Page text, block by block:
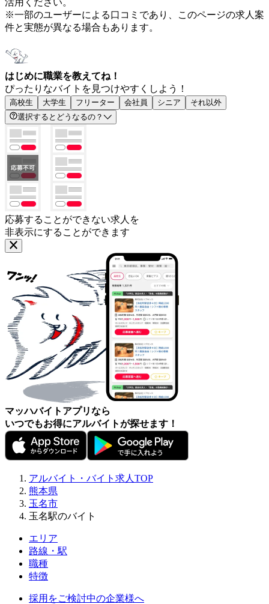
活用ください。
※一部のユーザーによる口コミであり、このページの求人案
件と実態が異なる場合もあります。
はじめに職業を教えてね！
ぴったりなバイトを見つけやすくしよう！
高校生 大学生 フリーター 会社員 シニア
それ以外
選択するとどうなるの？
応募することができない求人を
非表示にすることができます
マッハバイトアプリなら
いつでもお得にアルバイトが探せます！
アルバイト・バイト求人TOP
熊本県
玉名市
玉名駅のバイト
エリア
路線・駅
職種
特徴
採用をご検討中の企業様へ